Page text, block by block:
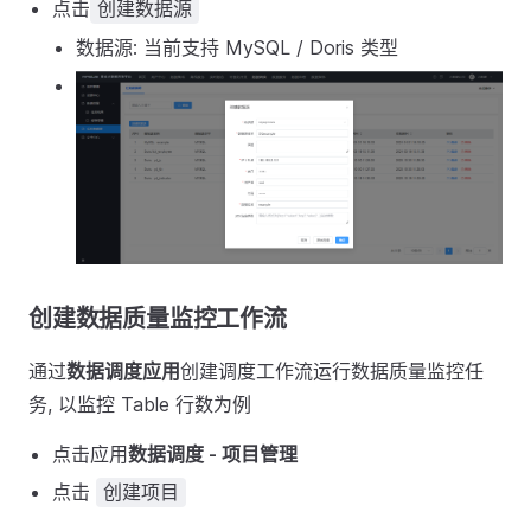
点击 创建数据源
数据源: 当前支持 MySQL / Doris 类型
创建数据质量监控工作流
通过数据调度应用创建调度工作流运行数据质量监控任
务, 以监控 Table 行数为例
点击应用数据调度 - 项目管理
点击
创建项目